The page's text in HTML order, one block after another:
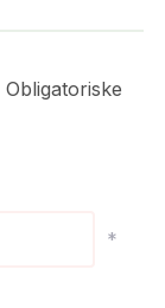
Obligatoriske
*